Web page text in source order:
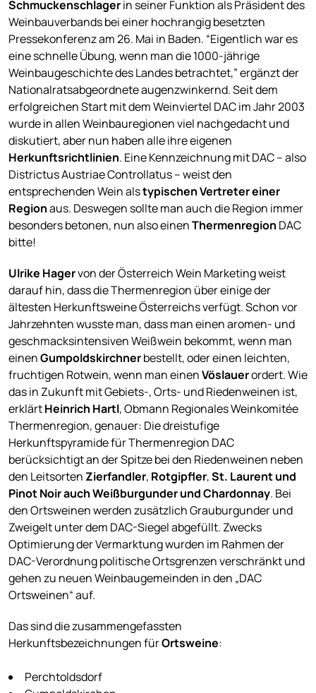
Schmuckenschlagerin seiner Funktion als Präsident des
Weinbauverbands bei einer hochrangig besetzten
Pressekonferenz am 26. Mai in Baden. “Eigentlich war es
eine schnelle Übung, wenn man die 1000-jährige
Weinbaugeschichte des Landes betrachtet,” ergänzt der
Nationalratsabgeordnete augenzwinkernd. Seit dem
erfolgreichen Start mit dem Weinviertel DAC im Jahr 2003
wurde in allen Weinbauregionen viel nachgedacht und
diskutiert, aber nun haben alle ihre eigenen
Herkunftsrichtlinien. Eine Kennzeichnung mit DAC – also
Districtus Austriae Controllatus – weist den
entsprechenden Wein alstypischen Vertreter einer
Regionaus. Deswegen sollte man auch die Region immer
besonders betonen, nun also einenThermenregion DAC
bitte!
Ulrike Hagervon der Österreich Wein Marketing weist
darauf hin, dass die Thermenregion über einige der
ältesten Herkunftsweine Österreichs verfügt. Schon vor
Jahrzehnten wusste man, dass man einen aromen- und
geschmacksintensiven Weißwein bekommt, wenn man
einenGumpoldskirchnerbestellt, oder einen leichten,
fruchtigen Rotwein, wenn man einenVöslauerordert. Wie
das in Zukunft mit Gebiets-, Orts- und Riedenweinen ist,
erklärtHeinrich Hartl, Obmann Regionales Weinkomitée
Thermenregion, genauer: Die dreistufige
Herkunftspyramide für Thermenregion DAC
berücksichtigt an der Spitze bei den Riedenweinen neben
den Leitsorten Zierfandler, Rotgipfler,St. Laurent und
Pinot Noir auch Weißburgunder und Chardonnay. Bei
den Ortsweinen werden zusätzlich Grauburgunder und
Zweigelt unter dem DAC-Siegel abgefüllt. Zwecks
Optimierung der Vermarktung wurden im Rahmen der
DAC-Verordnung politische Ortsgrenzen verschränkt und
gehen zu neuen Weinbaugemeinden in den „DAC
Ortsweinen“ auf.
Das sind die zusammengefassten
Herkunftsbezeichnungen fürOrtsweine:
Perchtoldsdorf